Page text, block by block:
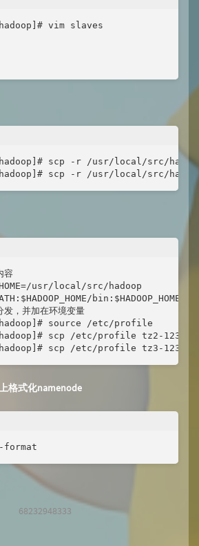
vim slaves
hadoop]# scp -r /usr/local/src/
hadoop]# scp -r /usr/local/src/
容
usr/local/src/hadoop
bin:$HADOOP_HOME/
，并加在环境变量
hadoop]# source /etc/profile
hadoop]# scp /etc/profile tz2-123:/
hadoop]# scp /etc/profile tz3-123:/
格式化namenode
format
68232948333